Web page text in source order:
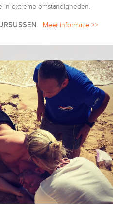
in extreme omstandigheden.
Meer informatie >>